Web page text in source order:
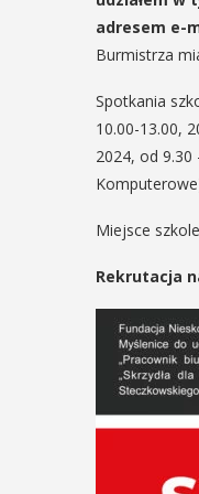
adresem e-
Burmistrza
Spotkania
10.00-13.00,
2024, od
Miejsce
Rekrutacja
i
wakacji, czyli 29-
Myślenicach odbędzie się
Turnieju Myślimira.
w